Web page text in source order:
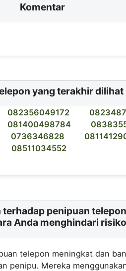
Komentar
yang terakhir dilihat
082356049172
081400498784
0736346828
08511034552
penipuan
Anda menghindari risiko
telepon meningkat dan
penipu. Mereka